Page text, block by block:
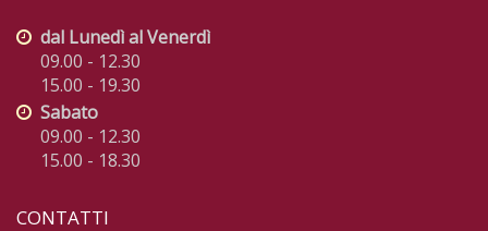
dal Lunedì al Venerdì
09.00 - 12.30
15.00 - 19.30
Sabato
09.00 - 12.30
15.00 - 18.30
CONTATTI